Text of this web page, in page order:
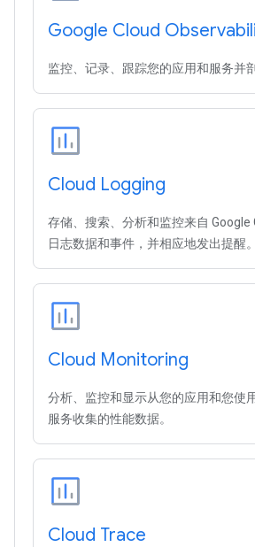
Google Cloud
监控、记录、跟踪您的应用和服务并
Cloud Logging
存储、搜索、分析和监控来自 Google
日志数据和事件，并相应地发出提醒。
Cloud Monitoring
分析、监控和显示从您的应用和您使
服务收集的性能数据。
Cloud Trace